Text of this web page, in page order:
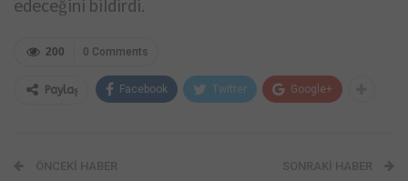
edeceğini bildirdi.
0 Comments
200
Paylaş Facebook Twitter Google+
ÖNCEKI HABER SONRAKI HABER